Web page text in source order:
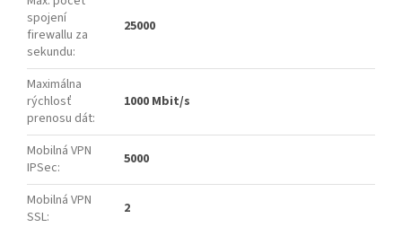
spojení
firewallu za
sekundu:
25000
Maximálna
rýchlosť
prenosu dát:
1000 Mbit/s
Mobilná VPN
IPSec: 5000
Mobilná VPN
SSL: 2